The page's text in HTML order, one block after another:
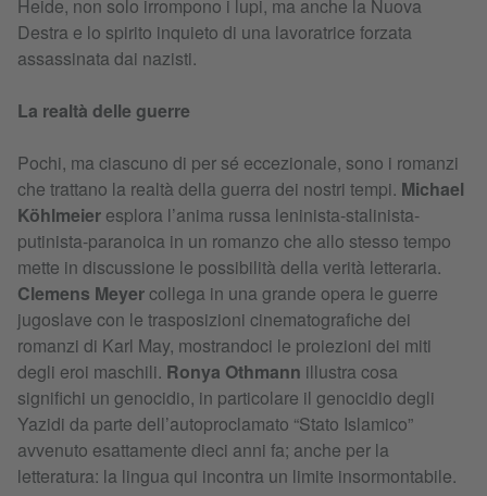
Heide, non solo irrompono i lupi, ma anche la Nuova
Destra e lo spirito inquieto di una lavoratrice forzata
assassinata dai nazisti.
La realtà delle guerre
Pochi, ma ciascuno di per sé eccezionale, sono i romanzi
che trattano la realtà della guerra dei nostri tempi. Michael
Köhlmeier esplora l’anima russa leninista-stalinista-
putinista-paranoica in un romanzo che allo stesso tempo
mette in discussione le possibilità della verità letteraria.
Clemens Meyercollega in una grande opera le guerre
jugoslave con le trasposizioni cinematografiche dei
romanzi di Karl May, mostrandoci le proiezioni dei miti
degli eroi maschili. Ronya Othmann illustra cosa
significhi un genocidio, in particolare il genocidio degli
Yazidi da parte dell’autoproclamato “Stato Islamico”
avvenuto esattamente dieci anni fa; anche per la
letteratura: la lingua qui incontra un limite insormontabile.